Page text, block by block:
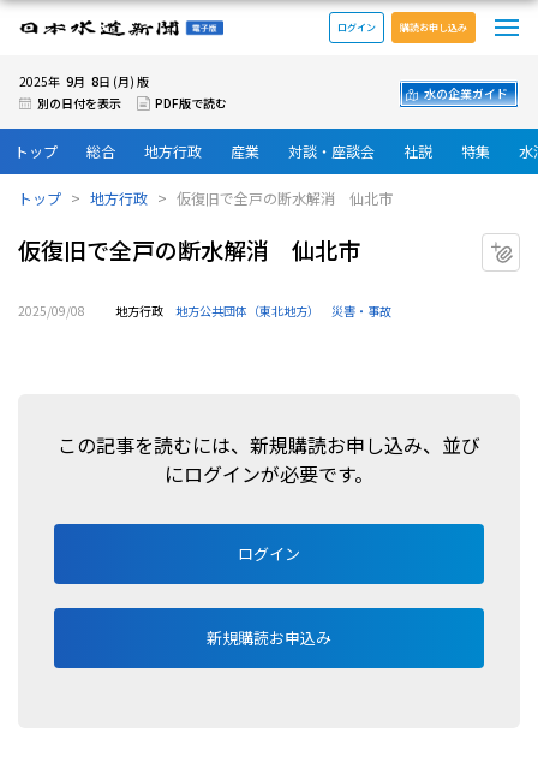
日本水道新聞 電子版
ログイン 購読お申し込み
2025年 9月 8日 (月) 版
別の日付を表示
PDF版で読む
水の企業ガイド
トップ 総合 地方行政 産業 対談・座談会 社説 特集 水
トップ 地方行政 仮復旧で全戸の断水解消 仙北市
仮復旧で全戸の断水解消 仙北市
2025/09/08 地方行政 地方公共団体（東北地方） 災害・事故
この記事を読むには、新規購読お申し込み、並び
にログインが必要です。
ログイン
新規購読お申込み